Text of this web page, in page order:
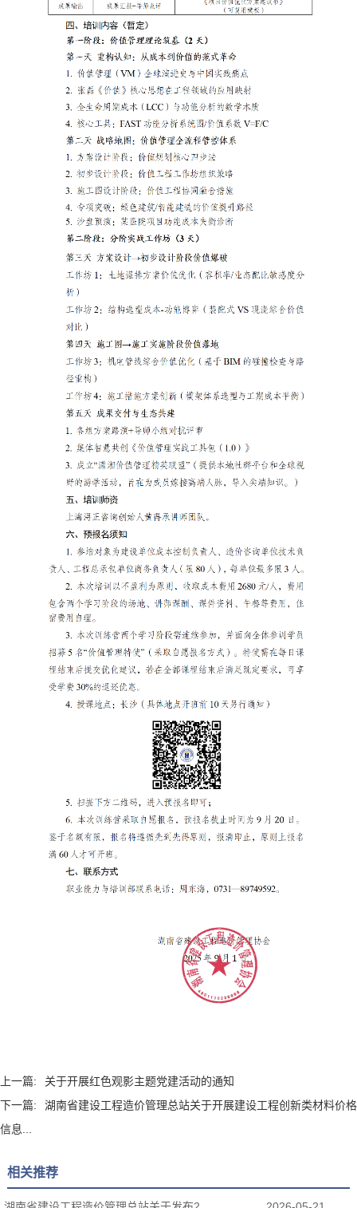
上一篇:
关于开展红色观影主题党建活动的通知
下一篇:
湖南省建设工程造价管理总站关于开展建设工程创新类材料价格
信息...
相关推荐